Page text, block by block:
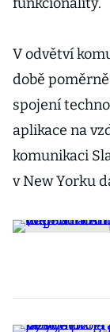
V odvětví
době
spojení
aplikace na
komunikaci
v New Yorku